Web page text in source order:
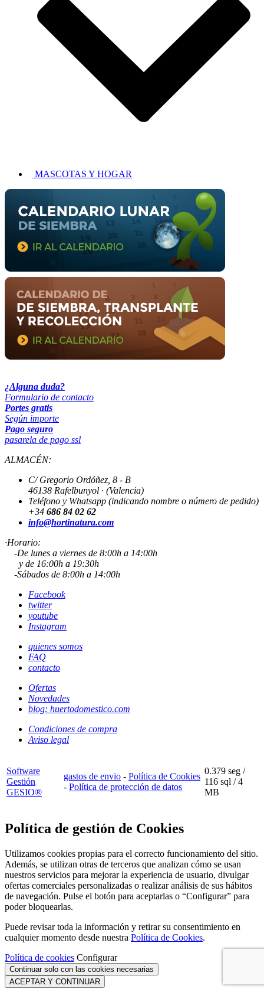
MASCOTAS Y HOGAR
¿Alguna duda?
Formulario de contacto
Portes gratis
Según importe
Pago seguro
pasarela de pago ssl
ALMACÉN:
C/ Gregorio Ordóñez, 8 - B
46138 Rafelbunyol · (Valencia)
Teléfono y Whatsapp (indicando nombre o número de pedido)
+34 686 84 02 62
info@hortinatura.com
·Horario:
-De lunes a viernes de 8:00h a 14:00h
y de 16:00h a 19:30h
-Sábados de 8:00h a 14:00h
Facebook
twitter
youtube
Instagram
quienes somos
FAQ
contacto
Ofertas
Novedades
blog: huertodomestico.com
Condiciones de compra
Aviso legal
Software
Gestión
GESIO®
gastos de envio - Política de Cookies
- Política de protección de datos
0.379 seg /
116 sql / 4
MB
Política de gestión de Cookies
Utilizamos cookies propias para el correcto funcionamiento del sitio.
Además, se utilizan otras de terceros que analizan cómo se usan
nuestros servicios para mejorar la experiencia de usuario, divulgar
ofertas comerciales personalizadas o realizar análisis de sus hábitos
de navegación. Pulse el botón para aceptarlas o “Configurar” para
poder bloquearlas.
Puede revisar toda la información y retirar su consentimiento en
cualquier momento desde nuestra Política de Cookies.
Política de cookies Configurar
Continuar solo con las cookies necesarias
ACEPTAR Y CONTINUAR